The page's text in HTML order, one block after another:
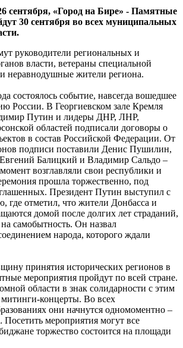
«Город на Бире» - Памятные
30 сентября во всех муниципальных
руководители региональных и
власти, ветераны специальной
неравнодушные жители региона.
состоялось событие, навсегда вошедшее
России. В Георгиевском зале Кремля
Путин и лидеры ДНР, ЛНР,
областей подписали договоры о
в состав Российской Федерации. От
подписи поставили Денис Пушилин,
Балицкий и Владимир Сальдо –
возглавляли свои республики и
прошла торжественно, под
Президент Путин выступил с
где отметил, что жители Донбасса и
домой после долгих лет страданий,
на самобытность. Он назвал
народа, которого ждали
принятия исторических регионов в
мероприятия пройдут по всей стране.
области в знак солидарности с этим
концерты. Во всех
они начнутся одномоментно –
Посетить мероприятия могут все
торжество состоится на площади